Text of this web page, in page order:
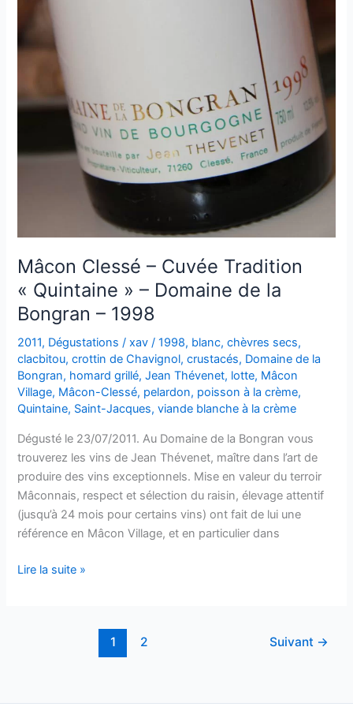
Mâcon Clessé – Cuvée Tradition
« Quintaine » – Domaine de la
Bongran – 1998
2011, Dégustations /xav/1998, blanc,chèvres secs,
clacbitou,crottin de Chavignol,crustacés, Domaine de la
Bongran, homard grillé,Jean Thévenet, lotte, Mâcon
Village, Mâcon-Clessé, pelardon, poisson à la crème,
Quintaine, Saint-Jacques,viande blanche à la crème
Dégusté le 23/07/2011. Au Domaine de la Bongran vous
trouverez les vins de Jean Thévenet, maître dans l’art de
produire des vins exceptionnels. Mise en valeur du terroir
Mâconnais, respect et sélection du raisin, élevage attentif
(jusqu’à 24 mois pour certains vins) ont fait de lui une
référence en Mâcon Village, et en particulier dans
Mâcon
Domaine
Lire la suite »
1 2 Suivant →